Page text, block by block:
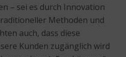
– sei es durch Innovation
Methoden und
auch, dass diese
Kunden zugänglich wird